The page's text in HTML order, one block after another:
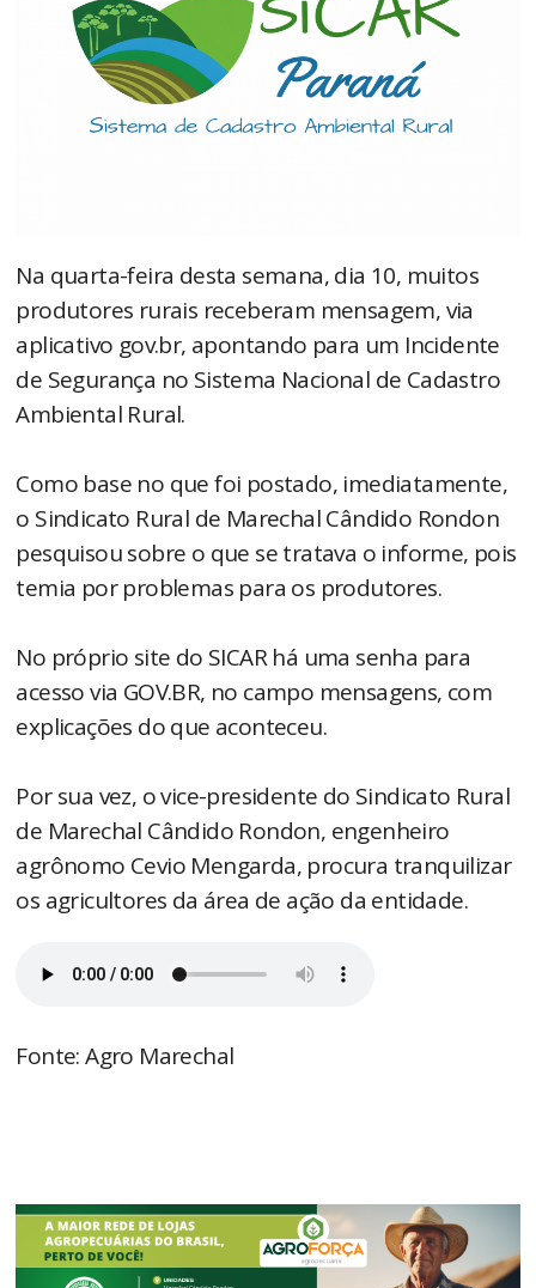
Na quarta-feira desta semana, dia 10, muitos
produtores rurais receberam mensagem, via
aplicativo gov.br, apontando para um Incidente
de Segurança no Sistema Nacional de Cadastro
Ambiental Rural.
Como base no que foi postado, imediatamente,
o Sindicato Rural de Marechal Cândido Rondon
pesquisou sobre o que se tratava o informe, pois
temia por problemas para os produtores.
No próprio site do SICAR há uma senha para
acesso via GOV.BR, no campo mensagens, com
explicações do que aconteceu.
Por sua vez, o vice-presidente do Sindicato Rural
de Marechal Cândido Rondon, engenheiro
agrônomo Cevio Mengarda, procura tranquilizar
os agricultores da área de ação da entidade.
Fonte: Agro Marechal